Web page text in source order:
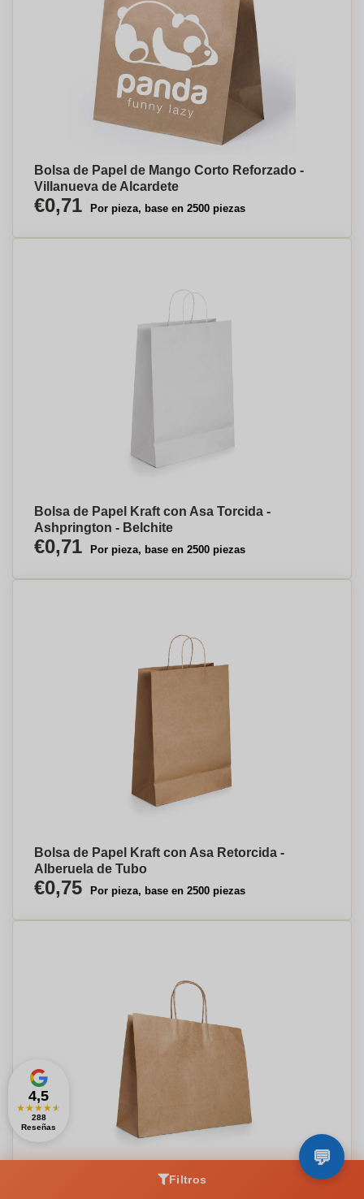
Bolsa de Papel de Mango Corto Reforzado -
Villanueva de Alcardete
€0,71 Por pieza, base en 2500 piezas
Bolsa de Papel Kraft con Asa Torcida -
Ashprington - Belchite
€0,71 Por pieza, base en 2500 piezas
Bolsa de Papel Kraft con Asa Retorcida -
Alberuela de Tubo
€0,75 Por pieza, base en 2500 piezas
Filtros
4,5
★★★★★
288
Reseñas